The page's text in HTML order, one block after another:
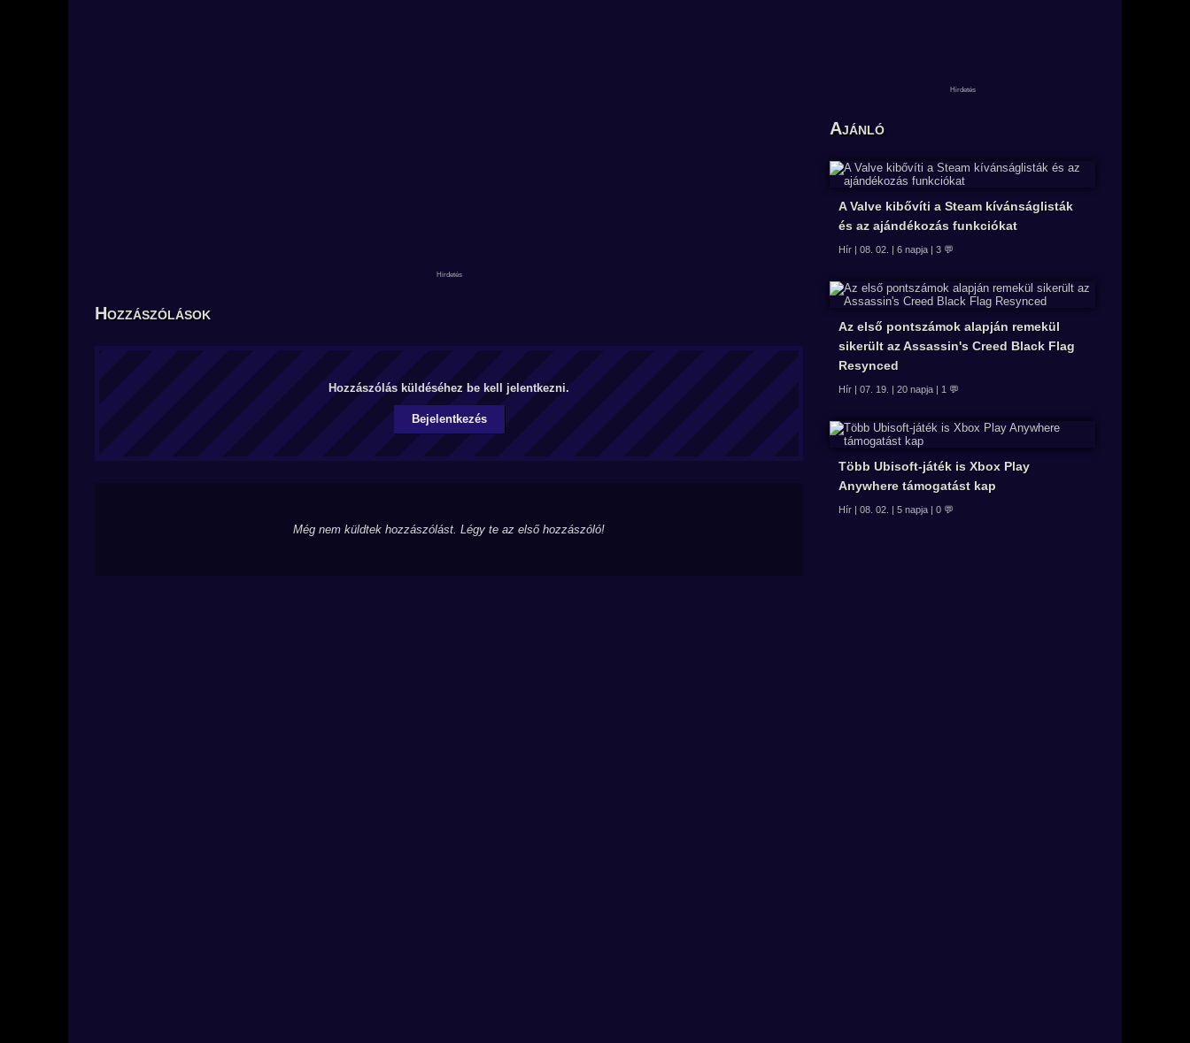
Hozzászólások
Hozzászólás küldéséhez be kell jelentkezni.
Bejelentkezés
Még nem küldtek hozzászólást. Légy te az első hozzászóló!
Ajánló
A Valve kibővíti a Steam kívánságlisták
és az ajándékozás funkciókat
Hír | 08. 02. | 6 napja | 3 💬
Az első pontszámok alapján remekül
sikerült az Assassin's Creed Black Flag
Resynced
Hír | 07. 19. | 20 napja | 1 💬
Több Ubisoft-játék is Xbox Play
Anywhere támogatást kap
Hír | 08. 02. | 5 napja | 0 💬